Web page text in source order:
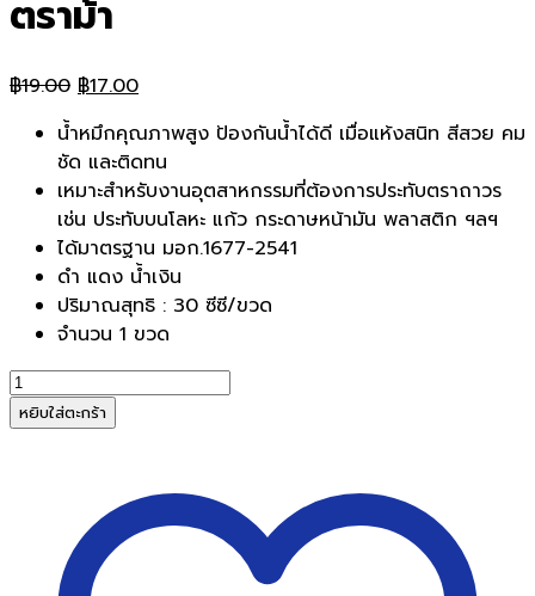
ตราม้า
฿19.00 Original
was:
฿19.00.
฿17.00Current
is:
฿17.00.
น้ำหมึกคุณภาพสูง ป้องกันน้ำได้ดี เมื่อแห้งสนิท สีสวย คม
ชัด และติดทน
เหมาะสำหรับงานอุตสาหกรรมที่ต้องการประทับตราถาวร
เช่น ประทับบนโลหะ แก้ว กระดาษหน้ามัน พลาสติก ฯลฯ
ได้มาตรฐาน มอก.1677-2541
ดำ แดง น้ำเงิน
ปริมาณสุทธิ : 30 ซีซี/ขวด
จำนวน 1 ขวด
จำนวน
หมึก
เติม
หยิบใส่ตะกร้า